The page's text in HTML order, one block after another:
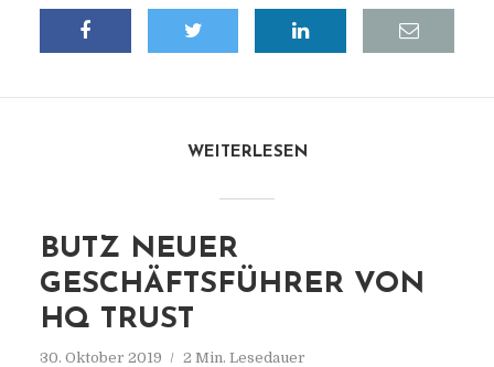
WEITERLESEN
BUTZ NEUER
GESCHÄFTSFÜHRER VON
HQ TRUST
30. Oktober 2019 2 Min. Lesedauer